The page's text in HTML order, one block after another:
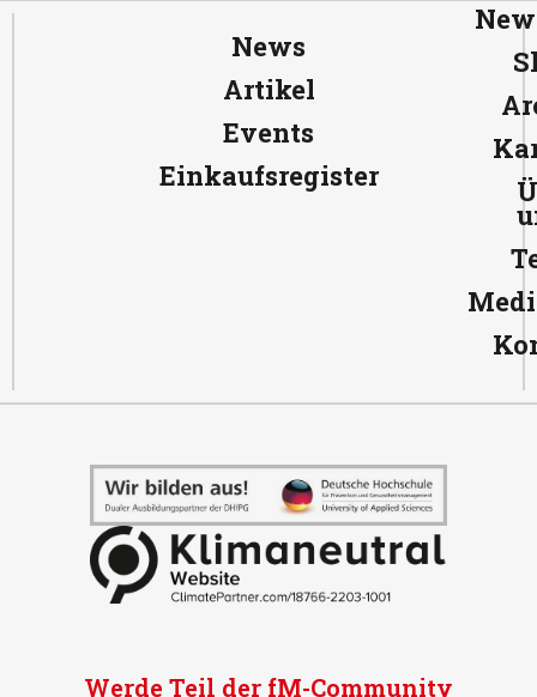
News
Artikel
Events
Einkaufsregister
Werde Teil der fM-Community